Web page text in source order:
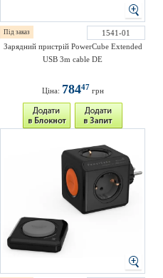
Під заказ
1541-01
Зарядний пристрій PowerCube Extended
USB 3m cable DE
Ціна: 78447 грн